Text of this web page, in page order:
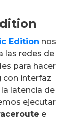
Edition nos
las redes de
para hacer
con interfaz
latencia de
ejecutar
e